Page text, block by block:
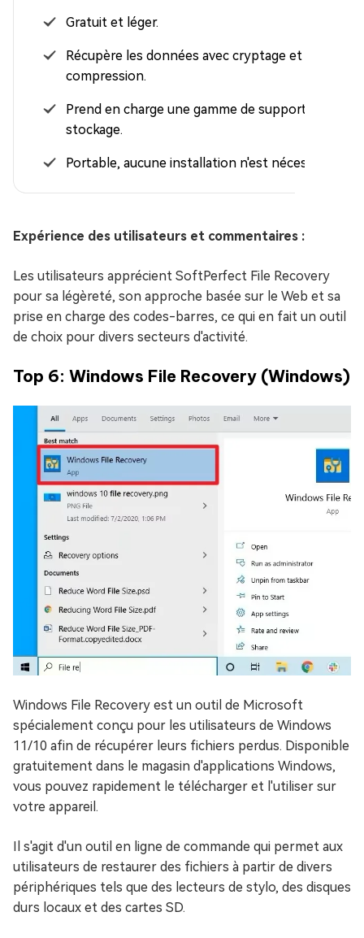
Gratuit et léger.
Récupère les données avec cryptage et
compression.
Prend en charge une gamme de supports de
stockage.
Portable, aucune installation n'est nécessaire.
Expérience des utilisateurs et commentaires :
Les utilisateurs apprécient SoftPerfect File Recovery
pour sa légèreté, son approche basée sur le Web et sa
prise en charge des codes-barres, ce qui en fait un outil
de choix pour divers secteurs d'activité.
Top 6: Windows File Recovery (Windows)
Windows File Recovery est un outil de Microsoft
spécialement conçu pour les utilisateurs de Windows
11/10 afin de récupérer leurs fichiers perdus. Disponible
gratuitement dans le magasin d'applications Windows,
vous pouvez rapidement le télécharger et l'utiliser sur
votre appareil.
Il s'agit d'un outil en ligne de commande qui permet aux
utilisateurs de restaurer des fichiers à partir de divers
périphériques tels que des lecteurs de stylo, des disques
durs locaux et des cartes SD.